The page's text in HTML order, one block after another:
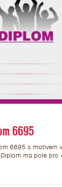
6695
6695 s motivem
má pole pro
univerzální diplom